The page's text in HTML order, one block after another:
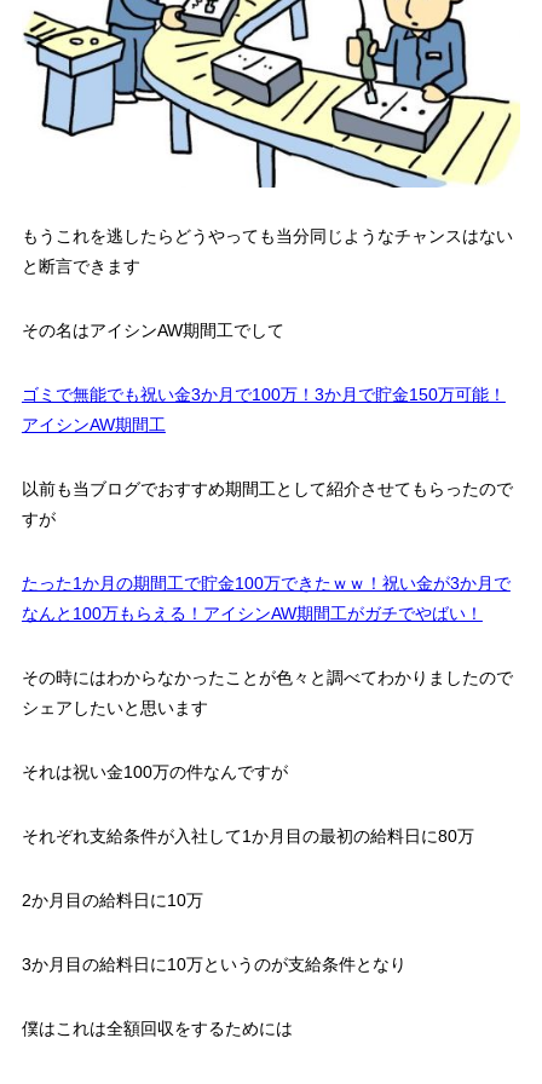
もうこれを逃したらどうやっても当分同じようなチャンスはない
と断言できます
その名はアイシンAW期間工でして
ゴミで無能でも祝い金3か月で100万！3か月で貯金150万可能！
アイシンAW期間工
以前も当ブログでおすすめ期間工として紹介させてもらったので
すが
たった1か月の期間工で貯金100万できたｗｗ！祝い金が3か月で
なんと100万もらえる！アイシンAW期間工がガチでやばい！
その時にはわからなかったことが色々と調べてわかりましたので
シェアしたいと思います
それは祝い金100万の件なんですが
それぞれ支給条件が入社して1か月目の最初の給料日に80万
2か月目の給料日に10万
3か月目の給料日に10万というのが支給条件となり
僕はこれは全額回収をするためには